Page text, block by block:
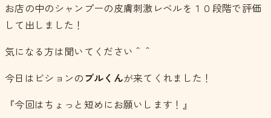
お店の中のシャンプーの皮膚刺激レベルを１０段階で評価
して出しました！
気になる方は聞いてください＾＾
今日はビションのプルくんが来てくれました！
『今回はちょっと短めにお願いします！』